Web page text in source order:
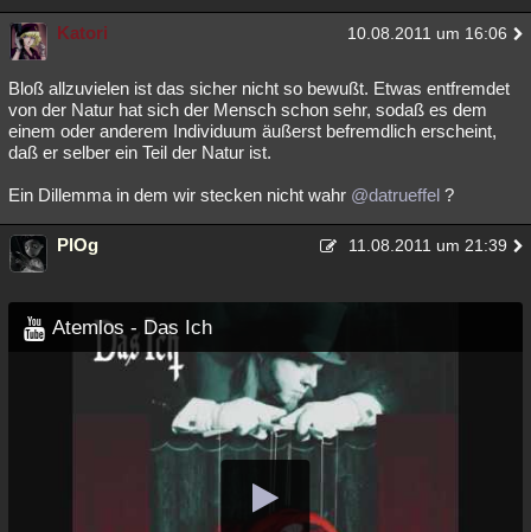
Lesenswert Schlüsselwörter
Katori 10.08.2011 um 16:06
Bloß allzuvielen ist das sicher nicht so bewußt. Etwas entfremdet
von der Natur hat sich der Mensch schon sehr, sodaß es dem
einem oder anderem Individuum äußerst befremdlich erscheint,
daß er selber ein Teil der Natur ist.
Ein Dillemma in dem wir stecken nicht wahr @datrueffel ?
PlOg 11.08.2011 um 21:39
Atemlos - Das Ich